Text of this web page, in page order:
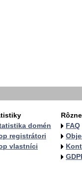
domén
registrátori
vlastníci
Rôzne
FAQ